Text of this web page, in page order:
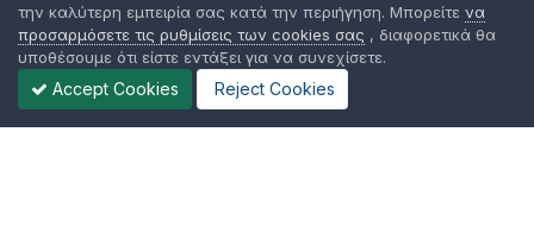
την καλύτερη εμπειρία σας κατά την περιήγηση. Μπορείτε να
προσαρμόσετε τις ρυθμίσεις των cookies σας , διαφορετικά θα
υποθέσουμε ότι είστε εντάξει για να συνεχίσετε.
Accept Cookies Reject Cookies